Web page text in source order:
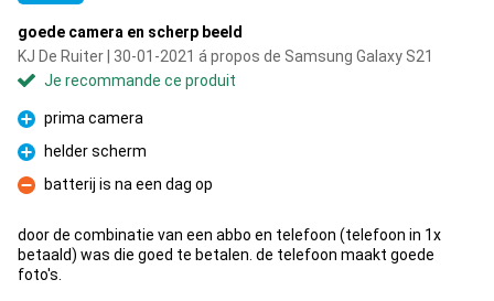
goede camera en scherp beeld
KJ De Ruiter | 30-01-2021 á propos de Samsung Galaxy S21
Je recommande ce produit
Pour
prima camera
Pour
helder scherm
Contre
batterij is na een dag op
door de combinatie van een abbo en telefoon (telefoon in 1x
betaald) was die goed te betalen. de telefoon maakt goede
foto's.